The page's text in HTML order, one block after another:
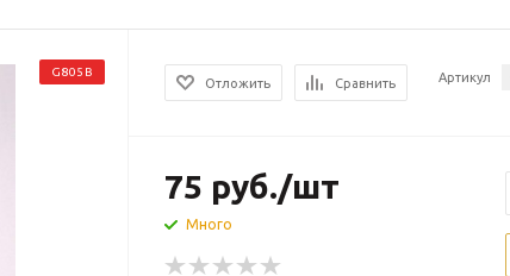
G805B
Отложить Сравнить Артикул
75 руб./шт
Много